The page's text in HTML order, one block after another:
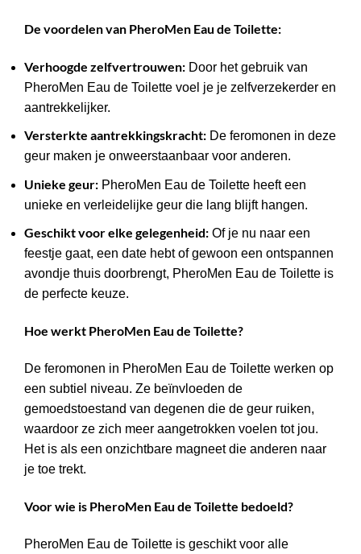
De voordelen van PheroMen Eau de Toilette:
Verhoogde zelfvertrouwen: Door het gebruik van
PheroMen Eau de Toilette voel je je zelfverzekerder en
aantrekkelijker.
Versterkte aantrekkingskracht: De feromonen in deze
geur maken je onweerstaanbaar voor anderen.
Unieke geur: PheroMen Eau de Toilette heeft een
unieke en verleidelijke geur die lang blijft hangen.
Geschikt voor elke gelegenheid: Of je nu naar een
feestje gaat, een date hebt of gewoon een ontspannen
avondje thuis doorbrengt, PheroMen Eau de Toilette is
de perfecte keuze.
Hoe werkt PheroMen Eau de Toilette?
De feromonen in PheroMen Eau de Toilette werken op
een subtiel niveau. Ze beïnvloeden de
gemoedstoestand van degenen die de geur ruiken,
waardoor ze zich meer aangetrokken voelen tot jou.
Het is als een onzichtbare magneet die anderen naar
je toe trekt.
Voor wie is PheroMen Eau de Toilette bedoeld?
PheroMen Eau de Toilette is geschikt voor alle